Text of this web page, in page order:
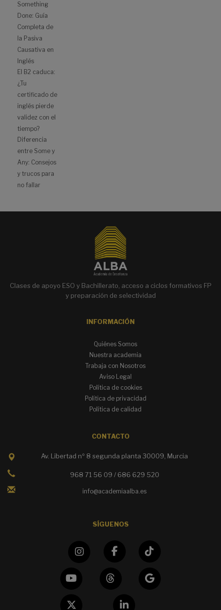
Something
Done: Guía
Completa de
la Pasiva
Causativa en
Inglés
El B2 caduca:
¿Tu
certificado de
inglés pierde
validez con el
tiempo?
Diferencia
entre Some y
Any: Consejos
y trucos para
no fallar
Clases de apoyo ESO y Bachillerato, acceso a ciclos formativos FP
y preparación de selectividad
INFORMACIÓN
Quiénes Somos
Nuestra academia
Trabaja con Nosotros
Aviso Legal
Política de cookies
Política de privacidad
Política de calidad
CONTACTO
Av. Libertad nº 8 segunda planta 30009, Murcia
968 71 56 09 / 686 629 520
info@academiaalba.es
SÍGUENOS